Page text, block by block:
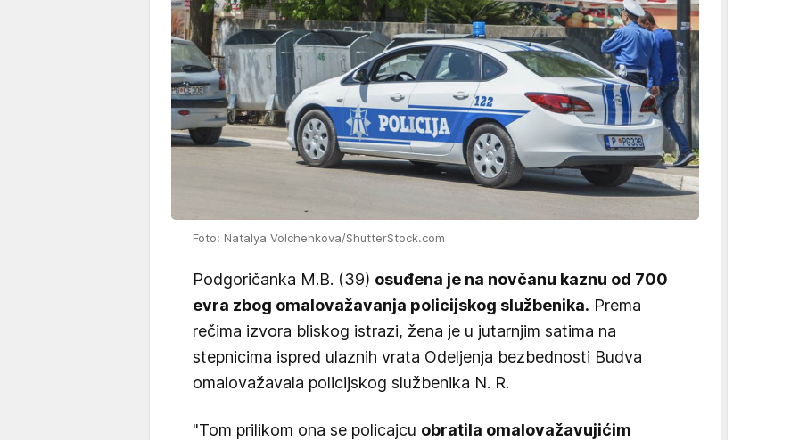
Foto: Natalya Volchenkova/ShutterStock.com
Podgoričanka M.B. (39) osuđena je na novčanu kaznu od 700
evra zbog omalovažavanja policijskog službenika. Prema
rečima izvora bliskog istrazi, žena je u jutarnjim satima na
stepnicima ispred ulaznih vrata Odeljenja bezbednosti Budva
omalovažavala policijskog službenika N. R.
"Tom prilikom ona se policajcu obratila omalovažavujićim